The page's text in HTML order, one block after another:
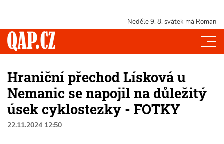
Neděle 9. 8. svátek má Roman
Hraniční přechod Lísková u
Nemanic se napojil na důležitý
úsek cyklostezky - FOTKY
22.11.2024 12:50